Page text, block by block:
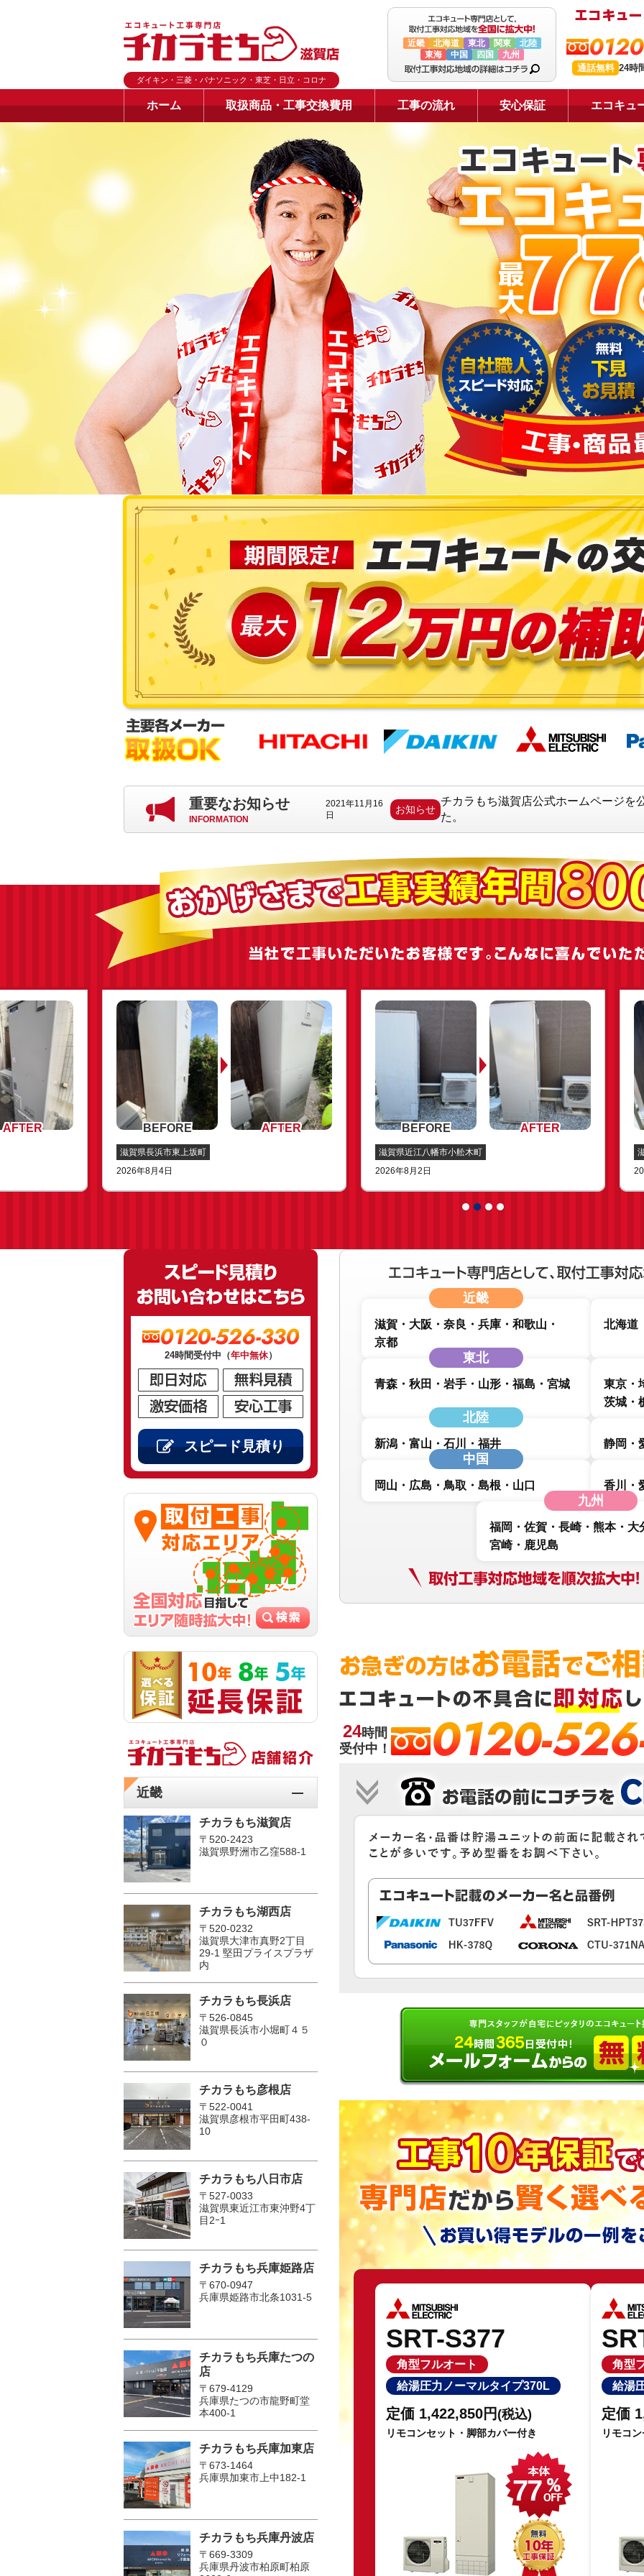
ダイキン・三菱・パナソニック・東芝・日立・コロナ
近畿 北海道 東北 関東
北陸
東海
中国 四国 九州
通話無料 24時
ホーム 取扱商品・工事交換費用 工事の流れ 安心保証 エコキュ
重要なお知らせ
2021年11月16
日
お知らせ
チカラもち滋賀店公式ホームページを
た。
滋賀県長浜市東上坂町
2026年8月4日
滋賀県近江八幡市小舩木町
2026年8月2日
近畿
滋賀 大阪 奈良 兵庫
和歌山
京都
北海道
東北
青森 秋田 岩手 山形 福島 宮城 東京
茨城
北陸
新潟 富山 石川 福井 静岡
中国
岡山 広島 鳥取 島根 山口 香川
九州
福岡 佐賀 長崎 熊本
大
宮崎
鹿児島
24時間
受付中！
0120-
SRT-S377
角型フルオート
給湯圧力ノーマルタイプ370L
定価 1,422,850円 (税込)
リモコンセット・脚部カバー付き
77
角型
給湯
定価
リモコ
0120-526-330
24時間受付中（年中無休）
スピード見積り
近畿
チカラもち滋賀店
〒520-2423
滋賀県野洲市乙窪588-1
チカラもち湖西店
〒520-0232
滋賀県大津市真野2丁目
29-1 堅田プライスプラザ
内
チカラもち長浜店
〒526-0845
滋賀県長浜市小堀町４５
０
チカラもち彦根店
〒522-0041
滋賀県彦根市平田町438-
10
チカラもち八日市店
〒527-0033
滋賀県東近江市東沖野4丁
目2ｰ1
チカラもち兵庫姫路店
〒670-0947
兵庫県姫路市北条1031-5
チカラもち兵庫たつの
店
〒679-4129
兵庫県たつの市龍野町堂
本400-1
チカラもち兵庫加東店
〒673-1464
兵庫県加東市上中182-1
チカラもち兵庫丹波店
〒669-3309
兵庫県丹波市柏原町柏原